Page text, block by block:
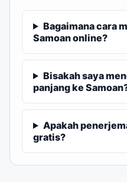
Bagaimana cara
Samoan online?
Bisakah saya
panjang ke
Apakah
gratis?